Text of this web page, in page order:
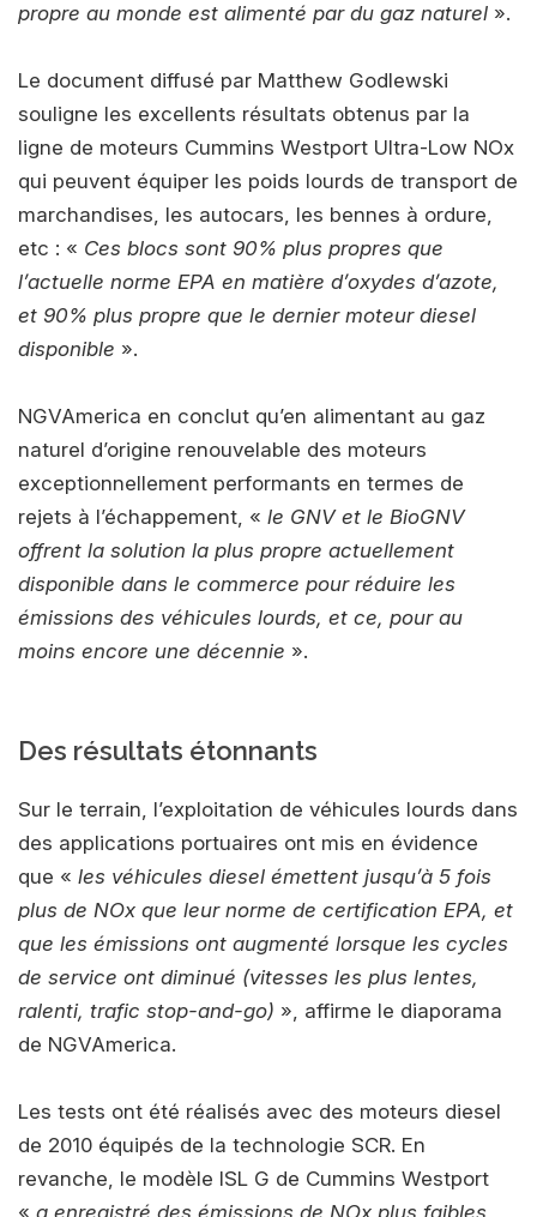
propre au monde est alimenté par du gaz naturel ».
Le document diffusé par Matthew Godlewski
souligne les excellents résultats obtenus par la
ligne de moteurs Cummins Westport Ultra-Low NOx
qui peuvent équiper les poids lourds de transport de
marchandises, les autocars, les bennes à ordure,
etc : « Ces blocs sont 90% plus propres que
l’actuelle norme EPA en matière d’oxydes d’azote,
et 90% plus propre que le dernier moteur diesel
disponible ».
NGVAmerica en conclut qu’en alimentant au gaz
naturel d’origine renouvelable des moteurs
exceptionnellement performants en termes de
rejets à l’échappement, « le GNV et le BioGNV
offrent la solution la plus propre actuellement
disponible dans le commerce pour réduire les
émissions des véhicules lourds, et ce, pour au
moins encore une décennie ».
Des résultats étonnants
Sur le terrain, l’exploitation de véhicules lourds dans
des applications portuaires ont mis en évidence
que « les véhicules diesel émettent jusqu’à 5 fois
plus de NOx que leur norme de certification EPA, et
que les émissions ont augmenté lorsque les cycles
de service ont diminué (vitesses les plus lentes,
ralenti, trafic stop-and-go) », affirme le diaporama
de NGVAmerica.
Les tests ont été réalisés avec des moteurs diesel
de 2010 équipés de la technologie SCR. En
revanche, le modèle ISL G de Cummins Westport